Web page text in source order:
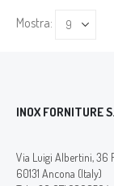
Mostra:
INOX FORNITURE
Via Luigi Albertini, 36
60131 Ancona (Italy)